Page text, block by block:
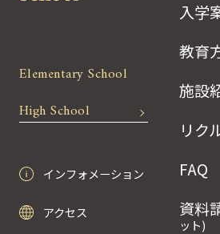
Elementary School
High School
入学
教育
施設
リク
FAQ
資料
ット)
インフォメーション
アクセス